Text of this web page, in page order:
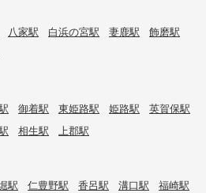
八家駅 白浜の宮駅 妻鹿駅
飾磨駅
御着駅 東姫路駅 姫路駅
英賀保駅
相生駅 上郡駅
駅 仁豊野駅 香呂駅 溝口駅
福崎駅